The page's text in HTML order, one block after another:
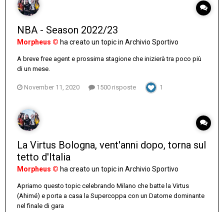
NBA - Season 2022/23
Morpheus © ha creato un topic in Archivio Sportivo
A breve free agent e prossima stagione che inizierà tra poco più
di un mese.
November 11, 2020 1500 risposte 1
La Virtus Bologna, vent'anni dopo, torna sul
tetto d'Italia
Morpheus © ha creato un topic in Archivio Sportivo
Apriamo questo topic celebrando Milano che batte la Virtus
(Ahimé) e porta a casa la Supercoppa con un Datome dominante
nel finale di gara